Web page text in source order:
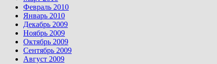
Февраль 2010
Январь 2010
Декабрь 2009
Ноябрь 2009
Октябрь 2009
Сентябрь 2009
Август 2009